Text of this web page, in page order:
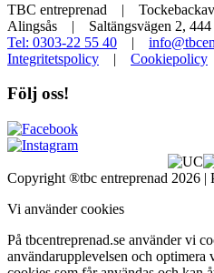
TBC entreprenad |
Alingsås | Saltängsvägen 2, 444
Tel: 0303-22 55 40 |
Integritetspolicy | Cookiepolicy
Följ oss!
Copyright ®tbc entreprenad 2026 |
Vi använder cookies
På tbcentreprenad.se använder vi
användarupplevelsen och